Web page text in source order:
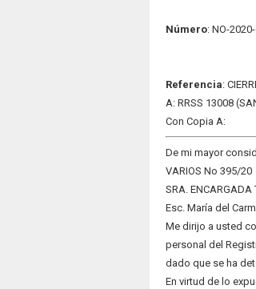
Número: NO-
Referencia:
A: RRSS 13008
Con Copia A:
De mi mayor
VARIOS No 395/20
SRA. ENCARGADA
Esc. María del
Me dirijo a usted
personal del
dado que se ha
En virtud de lo